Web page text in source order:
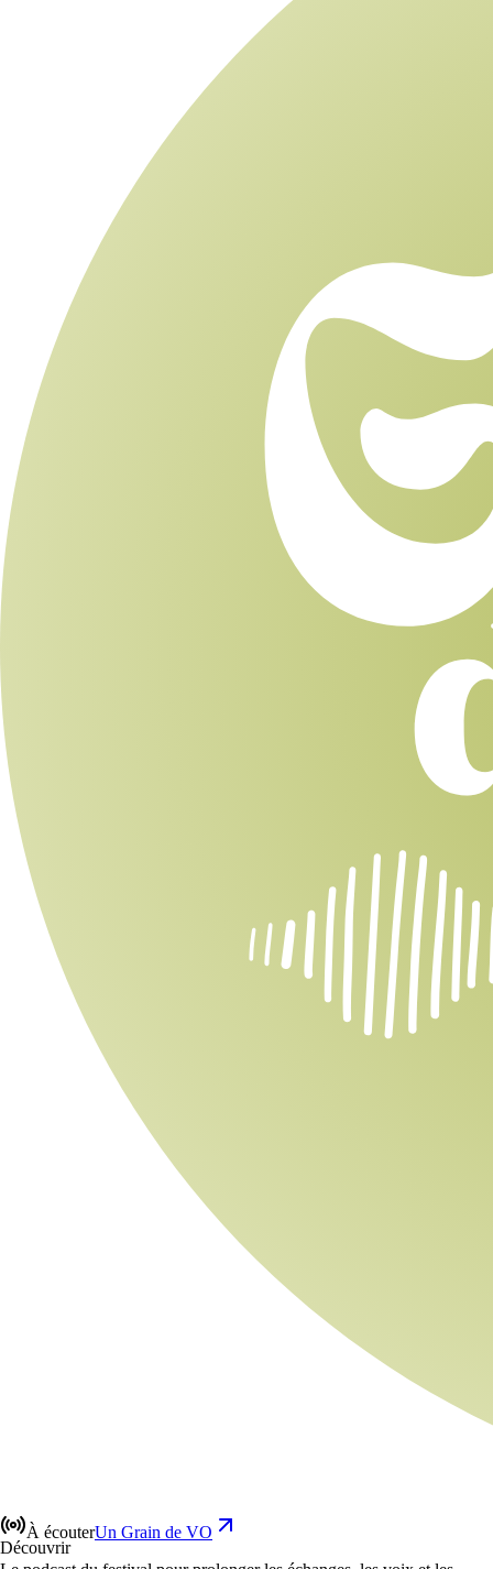
À écouterUn Grain de VO
Découvrir